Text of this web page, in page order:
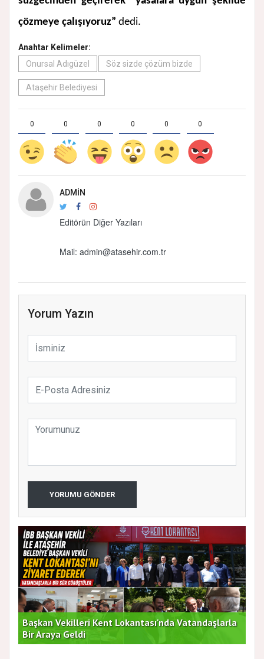
çözmeye çalışıyoruz” dedi.
Anahtar Kelimeler:
Onursal Adıgüzel
Söz sizde çözüm bizde
Ataşehir Belediyesi
0 0 0 0 0 0
ADMIN
Editörün Diğer Yazıları
Mail: admin@atasehir.com.tr
Yorum Yazın
YORUMU GÖNDER
Başkan Vekilleri Kent Lokantası'nda Vatandaşlarla
Bir Araya Geldi